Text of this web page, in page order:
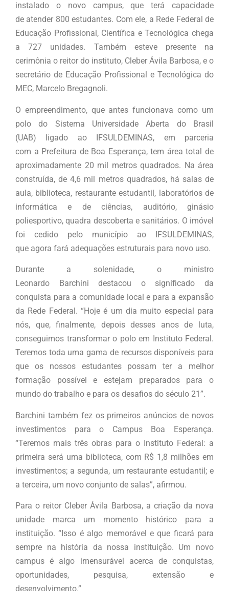
instalado o novo campus, que terá capacidade
de atender 800 estudantes. Com ele, a Rede Federal de
Educação Profissional, Científica e Tecnológica chega
a 727 unidades. Também esteve presente na
cerimônia o reitor do instituto, Cleber Ávila Barbosa, e o
secretário de Educação Profissional e Tecnológica do
MEC, Marcelo Bregagnoli.
O empreendimento, que antes funcionava como um
polo do Sistema Universidade Aberta do Brasil
(UAB) ligado ao IFSULDEMINAS, em parceria
com a Prefeitura de Boa Esperança, tem área total de
aproximadamente 20 mil metros quadrados. Na área
construída, de 4,6 mil metros quadrados, há salas de
aula, biblioteca, restaurante estudantil, laboratórios de
informática e de ciências, auditório, ginásio
poliesportivo, quadra descoberta e sanitários. O imóvel
foi cedido pelo município ao IFSULDEMINAS,
que agora fará adequações estruturais para novo uso.
Durante a solenidade, o ministro
Leonardo Barchini destacou o significado da
conquista para a comunidade local e para a expansão
da Rede Federal. “Hoje é um dia muito especial para
nós, que, finalmente, depois desses anos de luta,
conseguimos transformar o polo em Instituto Federal.
Teremos toda uma gama de recursos disponíveis para
que os nossos estudantes possam ter a melhor
formação possível e estejam preparados para o
mundo do trabalho e para os desafios do século 21”.
Barchini também fez os primeiros anúncios de novos
investimentos para o Campus Boa Esperança.
“Teremos mais três obras para o Instituto Federal: a
primeira será uma biblioteca, com R$ 1,8 milhões em
investimentos; a segunda, um restaurante estudantil; e
a terceira, um novo conjunto de salas”, afirmou.
Para o reitor Cleber Ávila Barbosa, a criação da nova
unidade marca um momento histórico para a
instituição. “Isso é algo memorável e que ficará para
sempre na história da nossa instituição. Um novo
campus é algo imensurável acerca de conquistas,
oportunidades, pesquisa, extensão e
desenvolvimento.”